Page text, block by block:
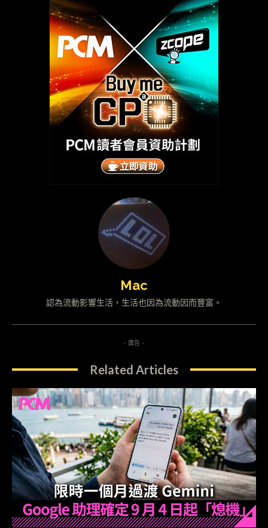
Mac
認為流動影響生活，生活也因為流動因而豐富。
- 廣告 -
Related Articles